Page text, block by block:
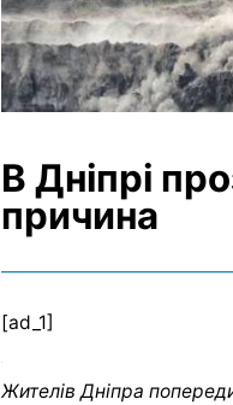
В Дніпрі
причина
[ad_1]
Жителів Дніпра